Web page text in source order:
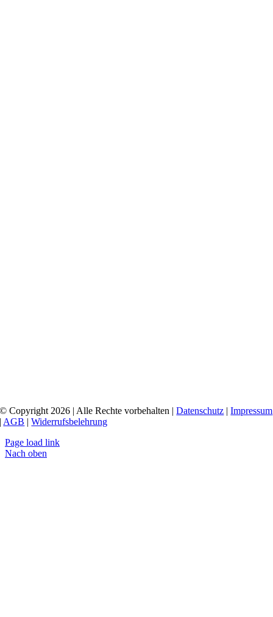
© Copyright 2026 | Alle Rechte vorbehalten |Datenschutz |Impressum
| AGB |Widerrufsbelehrung
Page load link
Nach oben